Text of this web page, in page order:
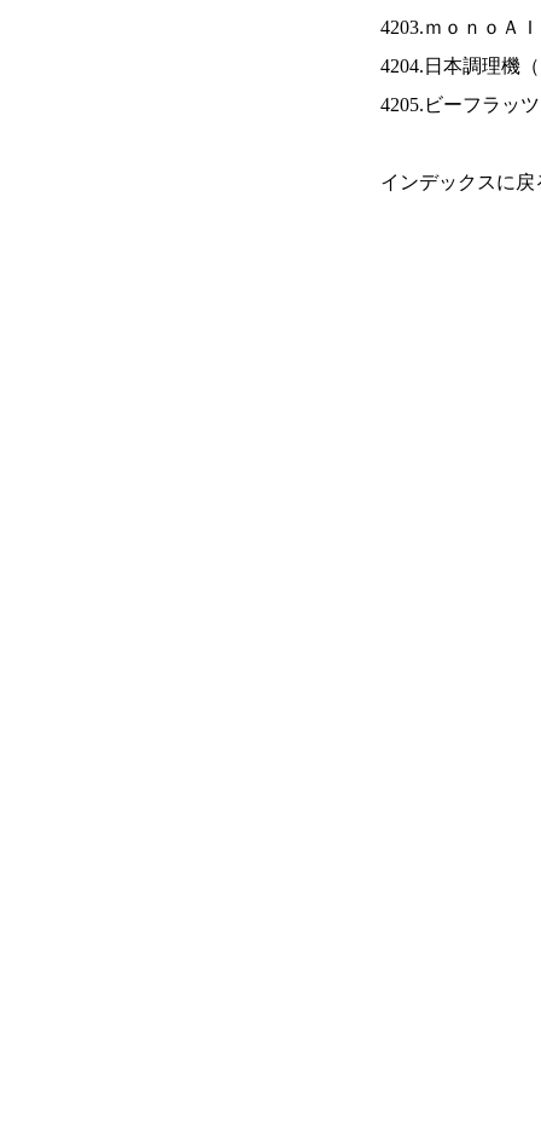
4203.ｍｏｎｏＡ
4204.日本調理機（
4205.ビーフラッ
インデックスに戻